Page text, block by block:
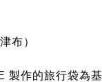
布）
製作的旅行袋為基